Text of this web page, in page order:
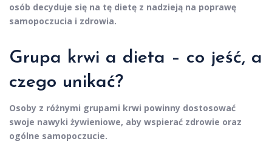
osób decyduje się na tę dietę z nadzieją na poprawę
samopoczucia i zdrowia.
Grupa krwi a dieta – co jeść, a
czego unikać?
Osoby z różnymi grupami krwi powinny dostosować
swoje nawyki żywieniowe, aby wspierać zdrowie oraz
ogólne samopoczucie.